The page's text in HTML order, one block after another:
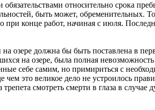
относительно срока
быть может, обременительных.
конце работ, начиная с июля.
озере должна бы быть поставлена в
на озере, была полная невозможность
себе самим, но примириться с
чем это великое дело не устроилось
смотреть смерти в глаза в случае